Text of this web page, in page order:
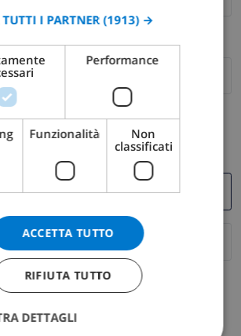
indirizzo email non funzioni
con * sono obbligatori)
I tuoi dati personali non saranno mai
DANISH
NORWEGIAN
I PARTNER (1913) →
Performance
Funzionalità
Non
classificati
ACCETTA TUTTO
RIFIUTA TUTTO
DETTAGLI